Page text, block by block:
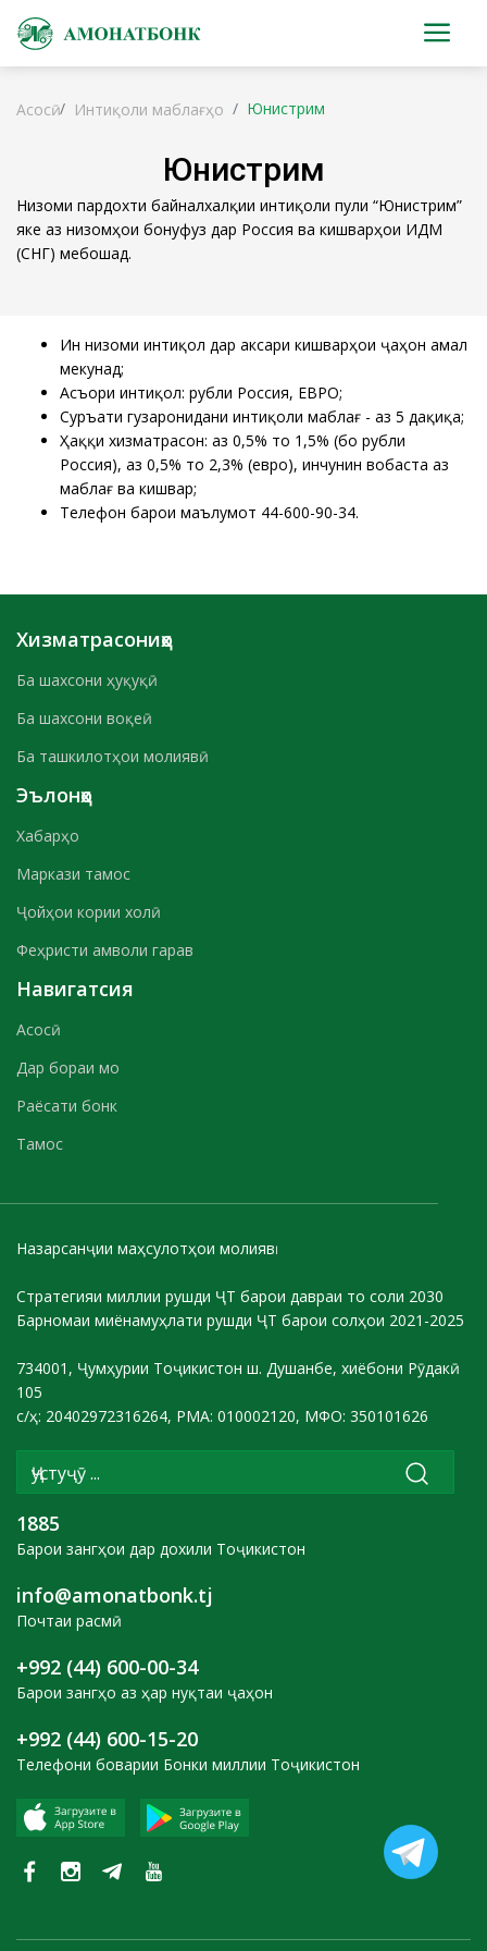
Асосӣ Интиқоли маблағҳо Юнистрим
Юнистрим
Низоми пардохти байналхалқии интиқоли пули “Юнистрим”
яке аз низомҳои бонуфуз дар Россия ва кишварҳои ИДМ
(СНГ) мебошад.
Ин низоми интиқолӣ дар аксари кишварҳои ҷаҳон амал
мекунад;
Асъори интиқол: рубли Россия, ЕВРО;
Суръати гузаронидани интиқоли маблағ - аз 5 дақиқа;
Ҳаққи хизматрасонӣ: аз 0,5% то 1,5% (бо рубли
Россия), аз 0,5% то 2,3% (евро), инчунин вобаста аз
маблағ ва кишвар;
Телефон барои маълумот 44-600-90-34.
Хизматрасониҳо
Ба шахсони ҳуқуқӣ
Ба шахсони воқеӣ
Ба ташкилотҳои молиявӣ
Эълонҳо
Хабарҳо
Маркази тамос
Ҷойҳои кории холӣ
Феҳристи амволи гарав
Навигатсия
Асосӣ
Дар бораи мо
Раёсати бонк
Тамос
Назарсанҷии маҳсулотҳои молиявӣ
Стратегияи миллии рушди ҶТ барои давраи то соли 2030
Барномаи миёнамуҳлати рушди ҶТ барои солҳои 2021-2025
734001, Ҷумҳурии Тоҷикистон ш. Душанбе, хиёбони Рӯдакӣ
105
с/ҳ: 20402972316264, РМА: 010002120, МФО: 350101626
1885
Барои зангҳои дар дохили Тоҷикистон
info@amonatbonk.tj
Почтаи расмӣ
+992 (44) 600-00-34
Барои зангҳо аз ҳар нуқтаи ҷаҳон
+992 (44) 600-15-20
Телефони боварии Бонки миллии Тоҷикистон